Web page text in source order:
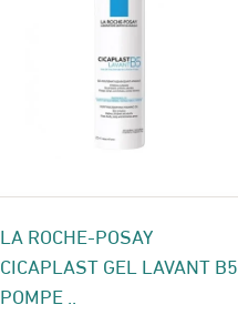
LA ROCHE-POSAY
CICAPLAST GEL LAVANT B5
POMPE ..